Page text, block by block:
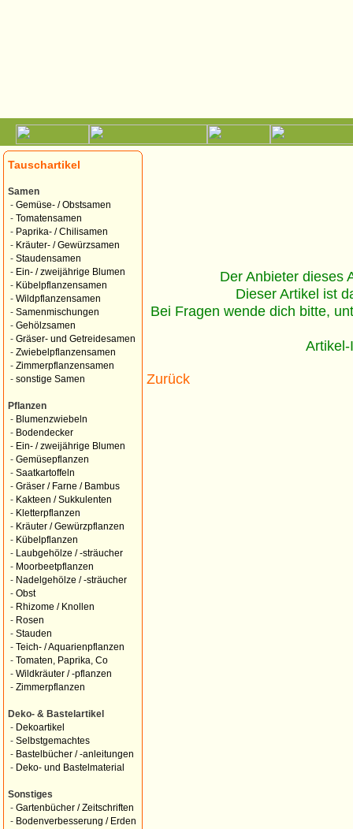
Tauschartikel
Samen
- Gemüse- / Obstsamen
- Tomatensamen
- Paprika- / Chilisamen
- Kräuter- / Gewürzsamen
- Staudensamen
- Ein- / zweijährige Blumen
- Kübelpflanzensamen
- Wildpflanzensamen
- Samenmischungen
- Gehölzsamen
- Gräser- und Getreidesamen
- Zwiebelpflanzensamen
- Zimmerpflanzensamen
- sonstige Samen
Pflanzen
- Blumenzwiebeln
- Bodendecker
- Ein- / zweijährige Blumen
- Gemüsepflanzen
- Saatkartoffeln
- Gräser / Farne / Bambus
- Kakteen / Sukkulenten
- Kletterpflanzen
- Kräuter / Gewürzpflanzen
- Kübelpflanzen
-
Laubgehölze / -sträucher
- Moorbeetpflanzen
- Nadelgehölze / -sträucher
- Obst
- Rhizome / Knollen
- Rosen
- Stauden
- Teich- / Aquarienpflanzen
- Tomaten, Paprika, Co
- Wildkräuter / -pflanzen
- Zimmerpflanzen
Deko- & Bastelartikel
- Dekoartikel
- Selbstgemachtes
- Bastelbücher / -anleitungen
- Deko- und Bastelmaterial
Sonstiges
- Gartenbücher / Zeitschriften
- Bodenverbesserung / Erden
Der Anbieter dieses
Dieser Artikel ist
Bei Fragen wende dich bitte,
Zurück